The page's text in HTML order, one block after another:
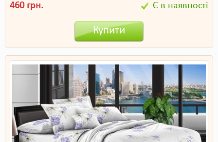
460 грн. Є в наявності
Купити